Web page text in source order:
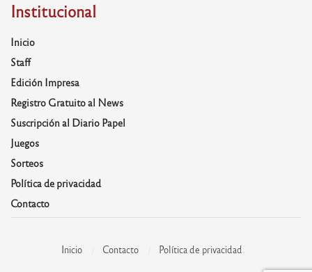
Institucional
Inicio
Staff
Edición Impresa
Registro Gratuito al News
Suscripción al Diario Papel
Juegos
Sorteos
Política de privacidad
Contacto
Inicio Contacto Política de privacidad